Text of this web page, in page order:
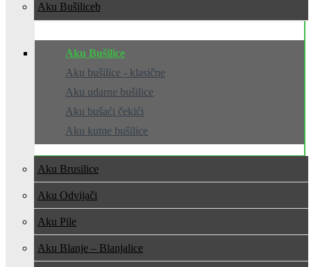
Aku Bušilice
Aku Bušilice
Aku bušilice - klasične
Aku udarne bušilice
Aku bušaći čekići
Aku kutne bušilice
Aku Brusilice
Aku Odvijači
Aku Pile
Aku Blanje – Blanjalice